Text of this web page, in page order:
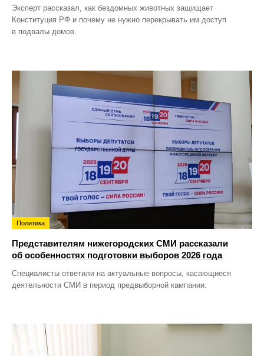
Эксперт рассказал, как бездомных животных защищает
Конституция РФ и почему не нужно перекрывать им доступ
в подвалы домов.
Политика
Представителям нижегородских СМИ рассказали
об особенностях подготовки выборов 2026 года
Специалисты ответили на актуальные вопросы, касающиеся
деятельности СМИ в период предвыборной кампании.